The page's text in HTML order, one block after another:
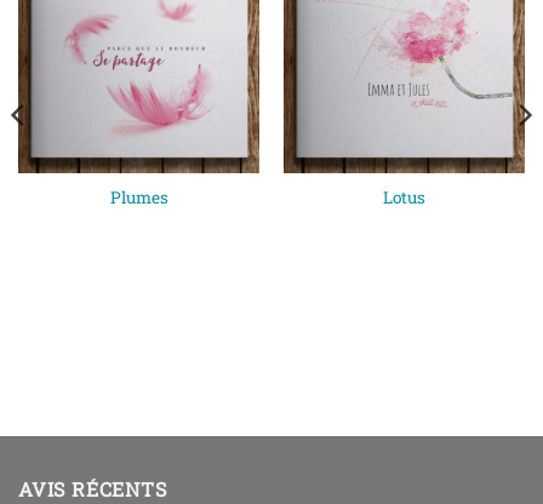
Plumes Lotus
AVIS RÉCENTS